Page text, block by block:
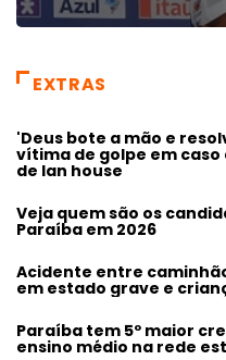
EXTRAS
'Deus bote a mão e
vítima de golpe em
de lan house
Veja quem são os
Paraíba em 2026
Acidente entre
em estado grave e
Paraíba tem 5º maior
ensino médio na rede